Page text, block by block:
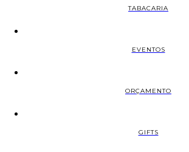
TABACARIA
EVENTOS
ORÇAMENTO
GIFTS